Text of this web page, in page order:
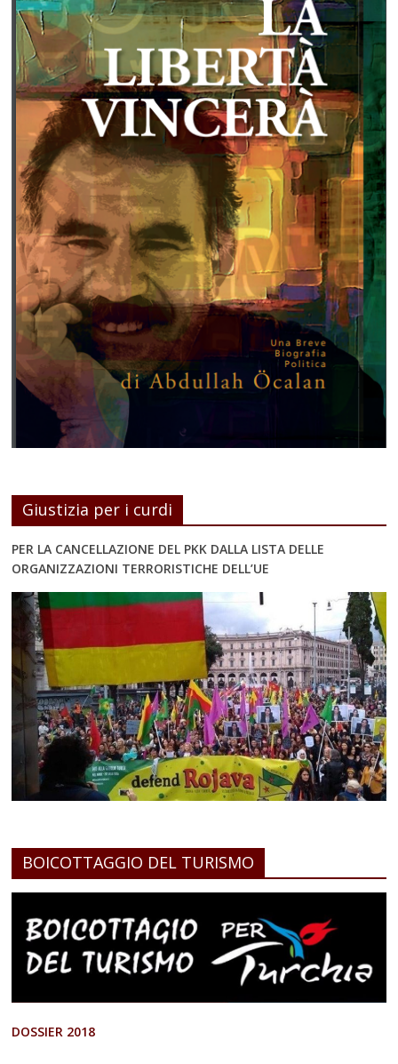
Giustizia per i curdi
PER LA CANCELLAZIONE DEL PKK DALLA LISTA DELLE
ORGANIZZAZIONI TERRORISTICHE DELL’UE
BOICOTTAGGIO DEL TURISMO
DOSSIER 2018